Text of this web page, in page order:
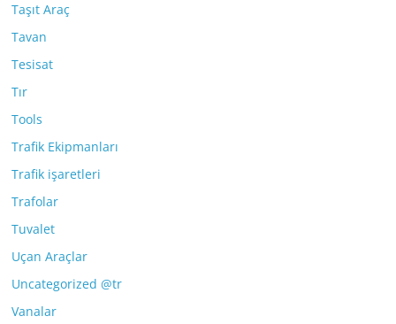
Taşıt Araç
Tavan
Tesisat
Tır
Tools
Trafik Ekipmanları
Trafik işaretleri
Trafolar
Tuvalet
Uçan Araçlar
Uncategorized @tr
Vanalar